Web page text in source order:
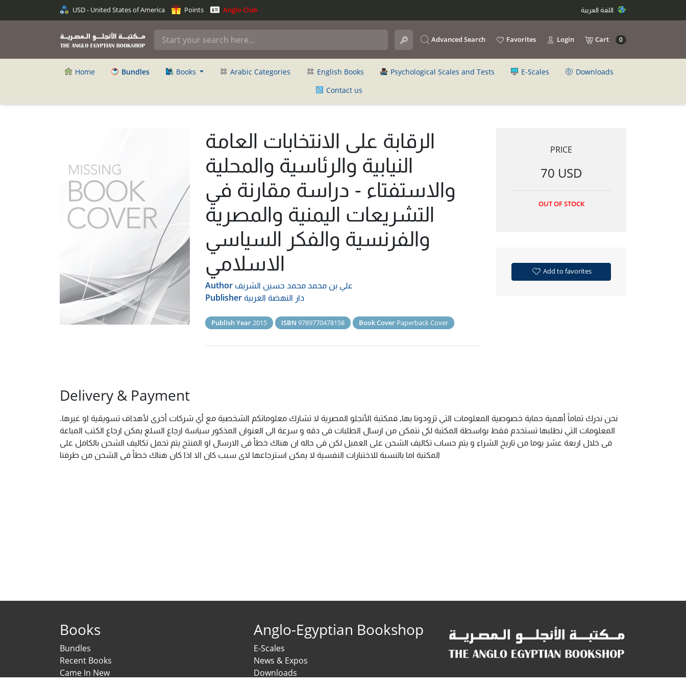
USD - United States of America Points Anglo Club
Advanced Search Favorites Login Cart 0
Home Bundles Books Arabic Categories English Books Psychological Scales and Tests E-Scales
Downloads
Contact us
الرقابة على الانتخابات العامة
النيابية والرئاسية والمحلية
والاستفتاء - دراسة مقارنة في
التشريعات اليمنية والمصرية
والفرنسية والفكر السياسي
الاسلامي
Author علي بن محمد محمد حسين الشريف
Publisher دار النهضة العربية
Publish Year2015 ISBN 9789770478158 Book Cover Paperback Cover
PRICE
70 USD
OUT OF STOCK
Add to favorites
Delivery & Payment
نحن ندرك تماماً أهمية حماية خصوصية المعلومات التي تزودونا بها, فمكتبة الأنجلو المصرية لا تشارك معلوماتكم الشخصية مع أي شركات أخرى لأهداف تسويقية او غيرها.
المعلومات التي نطلبها تستخدم فقط بواسطة المكتبة لكى نتمكن من ارسال الطلبات فى دقه و سرعة الى العنوان المذكور سياسة ارجاع السلع يمكن ارجاع الكتب المباعة
فى خلال اربعة عشر يوما من تاريخ الشراء و يتم حساب تكاليف الشحن على العميل لكن فى حاله ان هناك خطأ فى الارسال او المنتج يتم تحمل تكاليف الشحن بالكامل على
المكتبة اما بالنسبة للاختبارات النفسية لا يمكن استرجاعها لاى سبب كان الا اذا كان هناك خطأ فى الشحن من طرفنا
Books
Bundles
Recent Books
Came In New
Anglo-Egyptian Bookshop
E-Scales
News & Expos
Downloads